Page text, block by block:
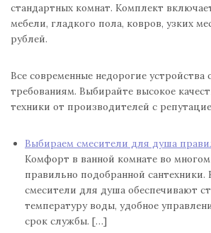
стандартных комнат. Комплект
мебели, гладкого пола, ковров, узких
рублей.
Все современные недорогие
требованиям. Выбирайте высокое
техники от производителей с
Выбираем смесители для душа
Комфорт в ванной комнате во многом
правильно подобранной сантехники.
смесители для душа обеспечивают
температуру воды, удобное
срок службы. […]